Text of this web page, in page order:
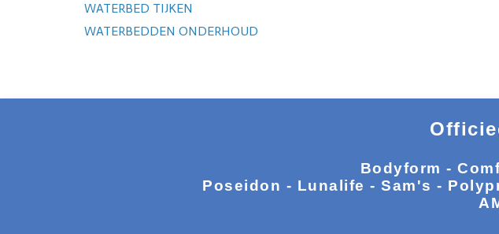
WATERBED TIJKEN
WATERBEDDEN ONDERHOUD
Bodyform -
Poseidon - Lunalife - Sam's -